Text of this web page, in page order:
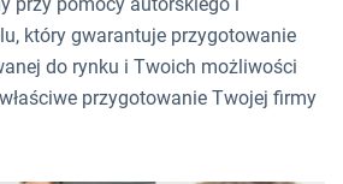
który gwarantuje przygotowanie
do rynku i Twoich możliwości
przygotowanie Twojej firmy